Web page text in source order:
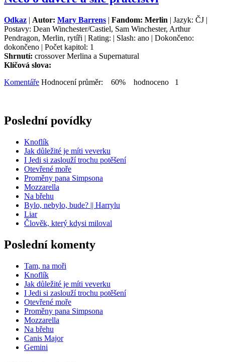
Odkaz | Autor: Mary Barrens | Fandom: Merlin | Jazyk: ČJ |
Postavy: Dean Winchester/Castiel, Sam Winchester, Arthur
Pendragon, Merlin, rytíři | Rating: | Slash: ano | Dokončeno:
dokončeno | Počet kapitol: 1
Shrnutí: crossover Merlina a Supernatural
Klíčová slova:
Komentáře Hodnocení průměr: 60% hodnoceno 1
Poslední povídky
Knoflík
Jak důležité je míti veverku
I Jedi si zaslouží trochu potěšení
Otevřené moře
Proměny pana Simpsona
Mozzarella
Na břehu
Bylo, nebylo, bude? || Harrylu
Liar
Člověk, který kdysi miloval
Poslední komenty
Tam, na moři
Knoflík
Jak důležité je míti veverku
I Jedi si zaslouží trochu potěšení
Otevřené moře
Proměny pana Simpsona
Mozzarella
Na břehu
Canis Major
Gemini